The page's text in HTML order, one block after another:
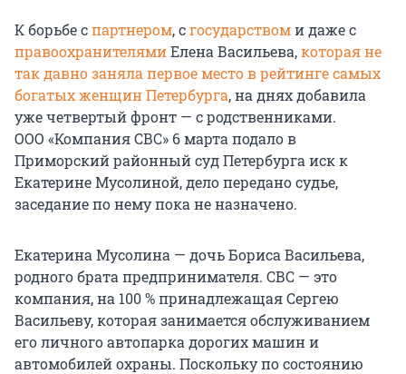
К борьбе спартнером, сгосударствоми даже с
правоохранителямиЕлена Васильева,которая не
так давно заняла первое место в рейтинге самых
богатых женщин Петербурга, на днях добавила
уже четвертый фронт — с родственниками.
ООО «Компания СВС» 6 марта подало в
Приморский районный суд Петербурга иск к
Екатерине Мусолиной, дело передано судье,
заседание по нему пока не назначено.
Екатерина Мусолина — дочь Бориса Васильева,
родного брата предпринимателя. СВС — это
компания, на 100 % принадлежащая Сергею
Васильеву, которая занимается обслуживанием
его личного автопарка дорогих машин и
автомобилей охраны. Поскольку по состоянию